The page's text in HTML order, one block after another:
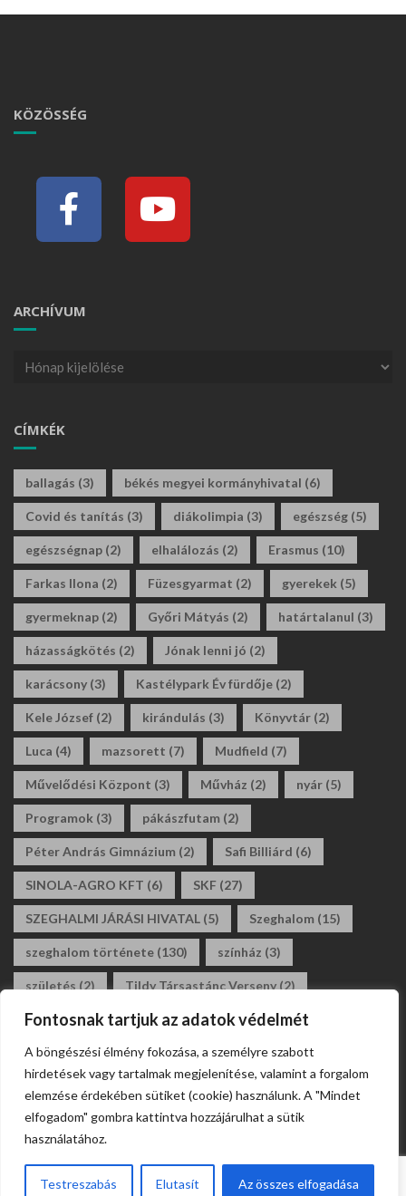
Fontosnak tartjuk az adatok védelmét
A böngészési élmény fokozása, a személyre szabott
hirdetések vagy tartalmak megjelenítése, valamint a forgalom
elemzése érdekében sütiket (cookie) használunk. A "Mindet
elfogadom" gombra kattintva hozzájárulhat a sütik
használatához.
Testreszabás Elutasít Az összes elfogadása
KÖZÖSSÉG
ARCHÍVUM
CÍMKÉK
ballagás (3) békés megyei kormányhivatal (6)
Covid és tanítás (3) diákolimpia (3) egészség (5)
egészségnap (2) elhalálozás (2) Erasmus (10)
Farkas Ilona (2) Füzesgyarmat (2) gyerekek (5)
gyermeknap (2) Győri Mátyás (2) határtalanul (3)
házasságkötés (2) Jónak lenni jó (2)
karácsony (3) Kastélypark Év fürdője (2)
Kele József (2) kirándulás (3) Könyvtár (2)
Luca (4) mazsorett (7) Mudfield (7)
Művelődési Központ (3) Művház (2) nyár (5)
Programok (3) pákászfutam (2)
Péter András Gimnázium (2) Safi Billiárd (6)
SINOLA-AGRO KFT (6) SKF (27)
SZEGHALMI JÁRÁSI HIVATAL (5) Szeghalom (15)
szeghalom története (130) színház (3)
születés (2) Tildy Társastánc Verseny (2)
tildy zoltán általános iskola(3) tánc(2)
társastánc(2) állásajánlat (2) álláshirdetés
Webdesign Szeghalom